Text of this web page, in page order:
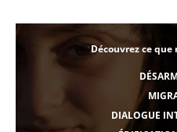
Découvrez ce
DIALOGUE